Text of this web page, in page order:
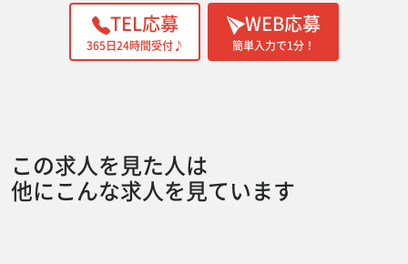
WEB応募
簡単入力で1分！
TEL応募
365日24時間受付♪
この求人を見た人は
他にこんな求人を見ています